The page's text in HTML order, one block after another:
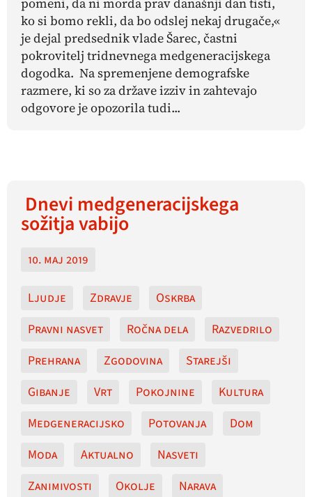
ko si bomo rekli, da bo odslej nekaj drugače,«
je dejal predsednik vlade Šarec, častni
pokrovitelj tridnevnega medgeneracijskega
dogodka. Na spremenjene demografske
razmere, ki so za države izziv in zahtevajo
odgovore je opozorila tudi...
Dnevi medgeneracijskega
sožitja vabijo
10. maj 2019
Ljudje Zdravje
Oskrba
Pravni nasvet
Ročna dela
Razvedrilo
Prehrana
Zgodovina
Starejši
Gibanje
Vrt Pokojnine
Kultura
Medgeneracijsko
Potovanja
Dom
Moda
Aktualno
Nasveti
Zanimivosti
Okolje Narava